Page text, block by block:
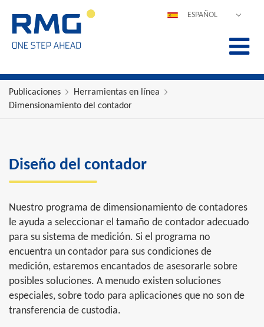
ESPAÑOL
Publicaciones
Herramientas en línea
Dimensionamiento del contador
Diseño del contador
Nuestro programa de dimensionamiento de contadores
le ayuda a seleccionar el tamaño de contador adecuado
para su sistema de medición. Si el programa no
encuentra un contador para sus condiciones de
medición, estaremos encantados de asesorarle sobre
posibles soluciones. A menudo existen soluciones
especiales, sobre todo para aplicaciones que no son de
transferencia de custodia.